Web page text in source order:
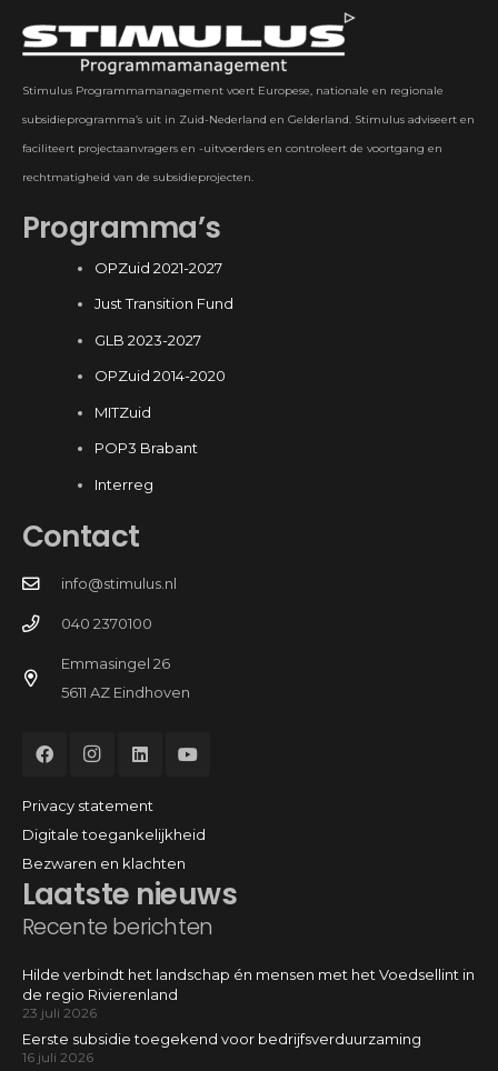
Stimulus Programmamanagement voert Europese, nationale en regionale
subsidieprogramma’s uit in Zuid-Nederland en Gelderland. Stimulus adviseert en
faciliteert projectaanvragers en -uitvoerders en controleert de voortgang en
rechtmatigheid van de subsidieprojecten.
Programma’s
OPZuid 2021-2027
Just Transition Fund
GLB 2023-2027
OPZuid 2014-2020
MITZuid
POP3 Brabant
Interreg
Laatste nieuws
Recente berichten
Hilde verbindt het landschap én mensen met het Voedsellint in
de regio Rivierenland
23 juli 2026
Eerste subsidie toegekend voor bedrijfsverduurzaming
16 juli 2026
Contact
info@stimulus.nl
040 2370100
Emmasingel 26
5611 AZ Eindhoven
Privacy statement
Digitale toegankelijkheid
Bezwaren en klachten